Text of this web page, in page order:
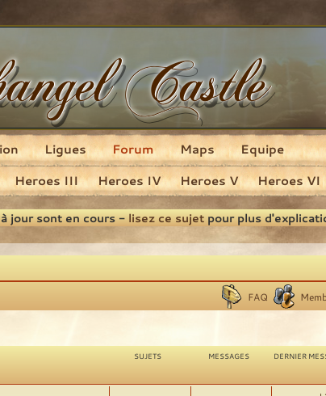
Heroes III Heroes IV Heroes V Heroes VI
Ligues Forum Maps Equipe
jour sont en cours -lisez ce sujetpour plus
FAQ
SUJETS MESSAGES DERNIER